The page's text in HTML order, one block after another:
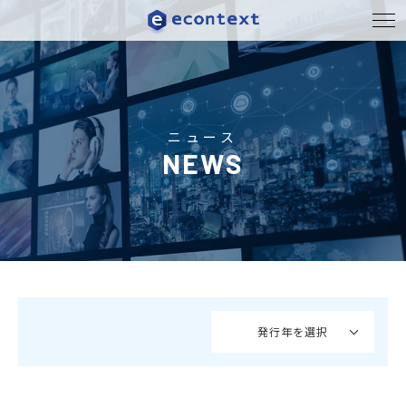
ニュース
NEWS
発行年を選択